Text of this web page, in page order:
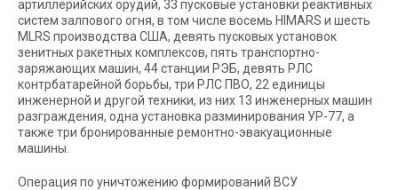
артиллерийских орудий, 33 пусковые установки реактивных
систем залпового огня, в том числе восемь HIMARS и шесть
MLRS производства США, девять пусковых установок
зенитных ракетных комплексов, пять транспортно-
заряжающих машин, 44 станции РЭБ, девять РЛС
контрбатарейной борьбы, три РЛС ПВО, 22 единицы
инженерной и другой техники, из них 13 инженерных машин
разграждения, одна установка разминирования УР-77, а
также три бронированные ремонтно-эвакуационные
машины.
Операция по уничтожению формирований ВСУ